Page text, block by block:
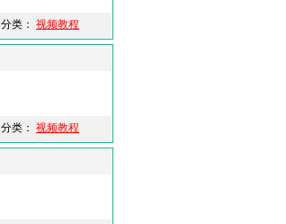
分类： 视频教程
分类： 视频教程